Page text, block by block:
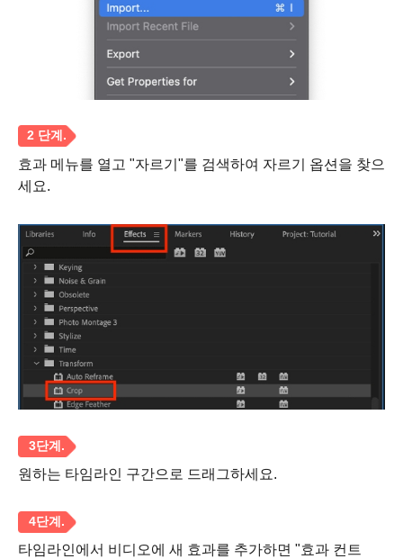
2 단계.
효과 메뉴를 열고 "자르기"를 검색하여 자르기 옵션을 찾으
세요.
원하는 타임라인 구간으로 드래그하세요.
타임라인에서 비디오에 새 효과를 추가하면 "효과 컨트